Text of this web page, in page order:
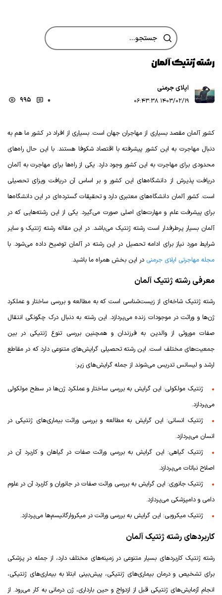
رشته ژنتیک در آلمان ۲۰۲۴ + معرفی دانشگاه های
رشته ژنتیک آلمان
اپلای جرمنی
۱۴۰۳/۰۲/۱۹ ۰۶:۴۳:۳۸ 0
995
کشور آلمان مقصد بسیاری از مهاجران جهان است. بسیاری از افراد در کشور ما هم به
دنبال مهاجرت به این کشور پیشرفته با اقتصاد شکوفا هستند. با این حال راه‌های
محدودی برای مهاجرت به این کشور وجود دارد. یکی از راه‌ها برای مهاجرت به آلمان
دریافت پذیرش از دانشگاه‌های این کشور و بر اساس آن دریافت ویزای تحصیلی
است. کشور آلمان دانشگاه‌های معتبری دارد و تحقیقات گسترده‌ای در این دانشگاه‌ها
برای پیشرفت علم و مهارت‌های اصلی صورت می‌گیرد. یکی از این رشته‌هایی که در
آلمان بسیار پرطرفدار است رشته ژنتیک می‌باشد. در این مقاله رشته ژنتیک و سایر
شرایط مورد نیاز برای ادامه تحصیل در این رشته در آلمان توضیح داده می‌شود. با
مجله مهاجرتی اپلای جرمنی در این بخش همراه ما باشید.
معرفی رشته ژنتیک آلمان
رشته ژنتیک شاخه‌ای از زیست‌شناسی است که به مطالعه و بررسی ساختار و عملکرد
ژن‌ها و وراثت در موجودات زنده می‌پردازد. این رشته به دنبال درک چگونگی انتقال
صفات موروثی از والدین به فرزندان و همچنین بررسی تنوع ژنتیکی در بین
جمعیت‌های مختلف است. این رشته تحصیلی گرایش‌های متنوعی دارد که در مقاطع
ارشد و لیسانس تدریس می‌شوند از جمله گرایش‌های زیر:
ژنتیک مولکولی: این گرایش به بررسی ساختار و عملکرد ژن‌ها در سطح مولکولی
می‌پردازد.
ژنتیک انسانی: این گرایش به مطالعه و بررسی وراثت بیماری‌های ژنتیکی در
انسان می‌پردازد.
ژنتیک گیاهی: این گرایش به بررسی وراثت صفات در گیاهان و کاربرد آن در
اصلاح نباتات می‌پردازد.
ژنتیک جانوری: این گرایش به بررسی وراثت صفات در جانوران و کاربرد آن در علوم
دامی و دامپزشکی می‌پردازد.
ژنتیک میکروبی: این گرایش به بررسی وراثت در میکروارگانیسم‌ها می‌پردازد.
کاربردهای رشته ژنتیک آلمان
رشته ژنتیک کاربردهای بسیار متنوعی در زمینه‌های مختلف دارد، از جمله در پزشکی
برای تشخیص و درمان بیماری‌های ژنتیکی، پیش‌بینی ابتلا به بیماری‌های ژنتیکی،
انجام آزمایش‌های ژنتیکی قبل از ازدواج و حین بارداری، ژن‌ درمانی به کار می‌رود. از